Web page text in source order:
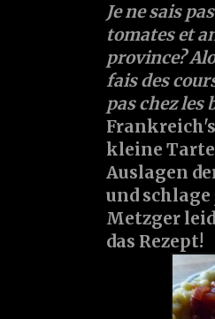
Je ne sais
tomates et
province?
fais des
pas chez les
kleine
Auslagen
und
Metzger
das Rezept!